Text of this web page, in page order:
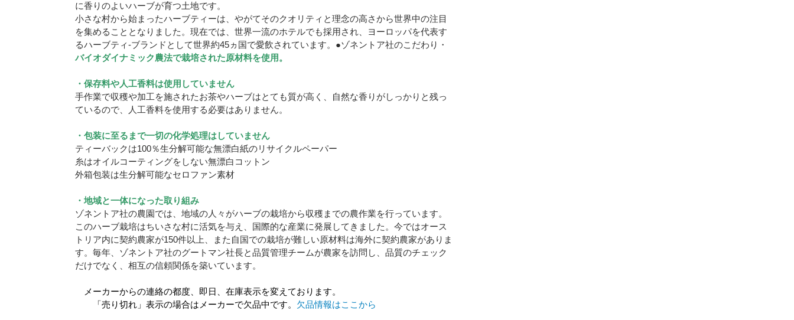
に香りのよいハーブが育つ土地です。
小さな村から始まったハーブティーは、やがてそのクオリティと理念の高さから世界中の注目
を集めることとなりました。現在では、世界一流のホテルでも採用され、ヨーロッパを代表す
るハーブティ-ブランドとして世界約45ヵ国で愛飲されています。●ゾネントア社のこだわり・
バイオダイナミック農法で栽培された原材料を使用。
・保存料や人工香料は使用していません
手作業で収穫や加工を施されたお茶やハーブはとても質が高く、自然な香りがしっかりと残っ
ているので、人工香料を使用する必要はありません。
・包装に至るまで一切の化学処理はしていません
ティーバックは100％生分解可能な無漂白紙のリサイクルペーパー
糸はオイルコーティングをしない無漂白コットン
外箱包装は生分解可能なセロファン素材
・地域と一体になった取り組み
ゾネントア社の農園では、地域の人々がハーブの栽培から収穫までの農作業を行っています。
このハーブ栽培はちいさな村に活気を与え、国際的な産業に発展してきました。今ではオース
トリア内に契約農家が150件以上、また自国での栽培が難しい原材料は海外に契約農家がありま
す。毎年、ゾネントア社のグートマン社長と品質管理チームが農家を訪問し、品質のチェック
だけでなく、相互の信頼関係を築いています。
メーカーからの連絡の都度、即日、在庫表示を変えております。
「売り切れ」表示の場合はメーカーで欠品中です。 欠品情報はここから